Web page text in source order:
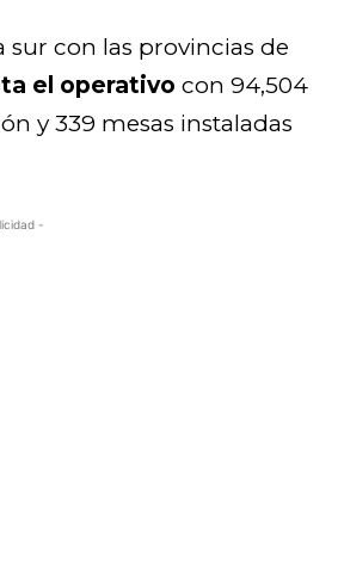
sur con las provincias de
el operativo con 94,504
y 339 mesas instaladas
-